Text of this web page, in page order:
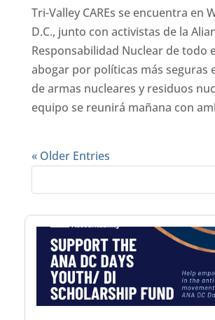
Tri-Valley CAREs se encuentra en
D.C., junto con activistas de la
Responsabilidad Nuclear de todo
abogar por políticas más seguras
de armas nucleares y residuos
equipo se reunirá mañana con
« Older Entries